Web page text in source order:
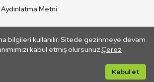
bilgileri kullanılır. Sitede gezinmeye devam
kabul etmiş olursunuz.Çerez
Kabul et
Metni
©2026 TRT. Bağlantı yoluyla gidilen dış